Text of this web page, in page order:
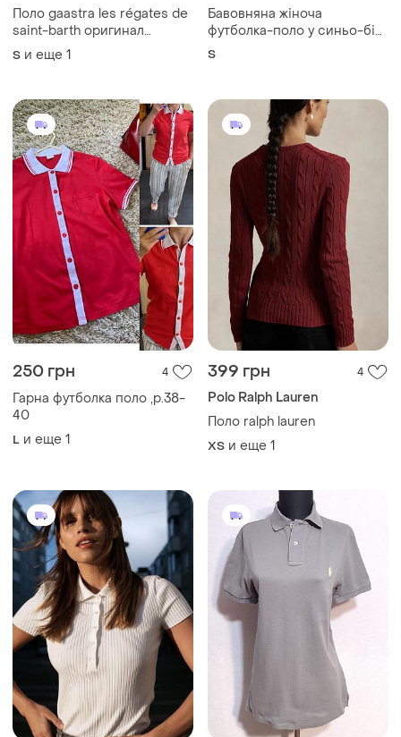
Поло gaastra les régates de
saint-barth оригинал
темно-синее р. m
S и еще 1
Бавовняна жіноча
футболка-поло у синьо-білу
смужку з красним декором
S
250 грн 4
Гарна футболка поло ,р.38-
40
L и еще 1
399 грн 4
Polo Ralph Lauren
Поло ralph lauren
ХS и еще 1